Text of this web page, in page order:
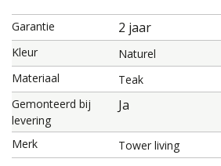
Garantie 2 jaar
Kleur
Naturel
Materiaal
Teak
Gemonteerd bij
levering
Ja
Merk Tower living